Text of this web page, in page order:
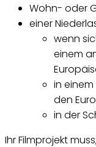
Wohn- oder
einer
wenn
einem
in
den
in der
Ihr Filmprojekt